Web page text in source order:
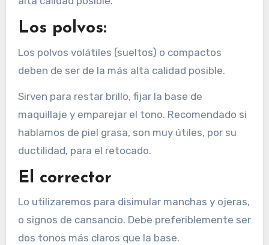
Los polvos:
Los polvos volátiles (sueltos) o compactos
deben de ser de la más alta calidad posible.
Sirven para restar brillo, fijar la base de
maquillaje y emparejar el tono. Recomendado si
hablamos de piel grasa, son muy útiles, por su
ductilidad, para el retocado.
El corrector
Lo utilizaremos para disimular manchas y ojeras,
o signos de cansancio. Debe preferiblemente ser
dos tonos más claros que la base.